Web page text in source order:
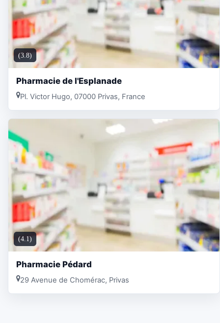
(3.8)
Pharmacie de l'Esplanade
Pl. Victor Hugo, 07000 Privas, France
(4.1)
Pharmacie Pédard
29 Avenue de Chomérac, Privas